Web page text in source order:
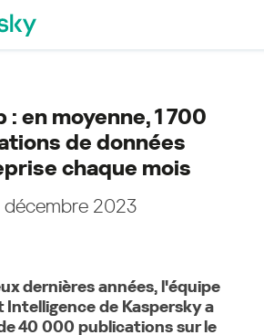
: en moyenne, 1 700
de données
chaque mois
décembre 2023
dernières années, l'équipe
de Kaspersky a
40 000 publications sur le